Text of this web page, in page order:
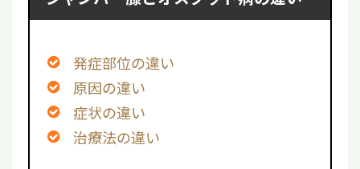
発症部位の違い
原因の違い
症状の違い
治療法の違い